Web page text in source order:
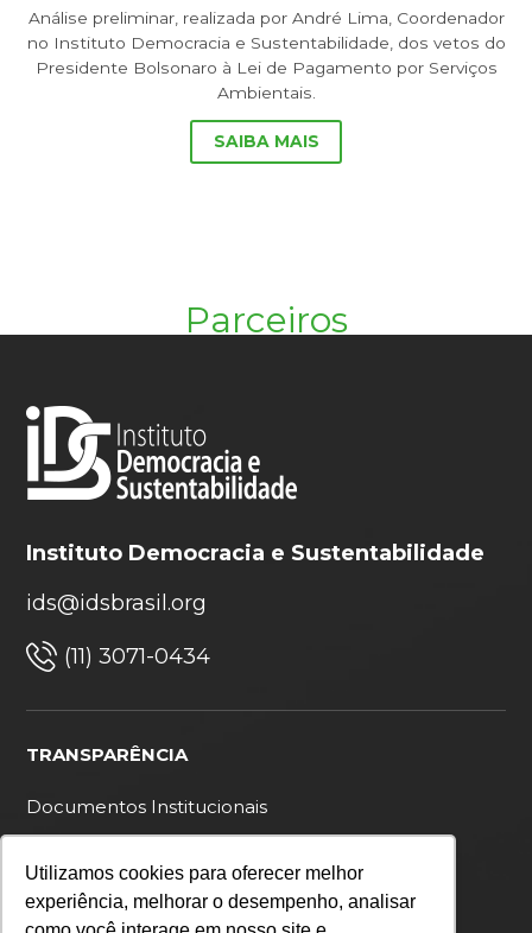
Utilizamos cookies para oferecer melhor
experiência, melhorar o desempenho, analisar
Análise preliminar, realizada por André Lima, Coordenador
no Instituto Democracia e Sustentabilidade, dos vetos do
Presidente Bolsonaro à Lei de Pagamento por Serviços
Ambientais.
SAIBA MAIS
Parceiros
Instituto Democracia e Sustentabilidade
ids@idsbrasil.org
(11) 3071-0434
TRANSPARÊNCIA
Documentos Institucionais
Política de privacidade